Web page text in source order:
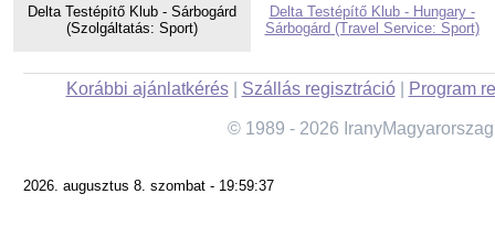
Delta Testépítő Klub - Sárbogárd
(Szolgáltatás: Sport)
Delta Testépítő Klub - Hungary -
Sárbogárd (Travel Service: Sport)
Korábbi ajánlatkérés| Szállás regisztráció| Program
© 1989 - 2026
2026. augusztus 8. szombat - 19:59:37